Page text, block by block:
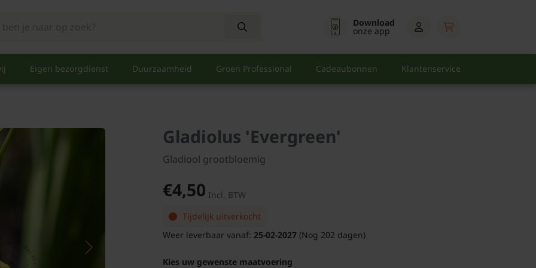
Download
onze app
Eigen bezorgdienst Duurzaamheid Groen Professional Cadeaubonnen Klantenservice
Gladiolus 'Evergreen'
Gladiool grootbloemig
€4,50 Incl. BTW
Tijdelijk uitverkocht
Weer leverbaar vanaf: 25-02-2027 (Nog 202 dagen)
Kies uw gewenste maatvoering